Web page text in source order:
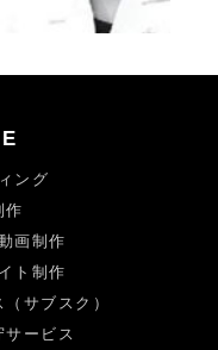
ング
作
画制作
ト制作
サブスク）
サービス